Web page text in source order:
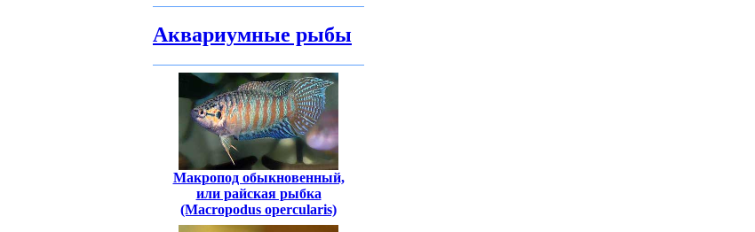
Аквариумные рыбы
Макропод обыкновенный,
или райская рыбка
(Macropodus opercularis)